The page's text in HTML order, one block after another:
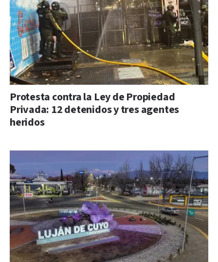
Protesta contra la Ley de Propiedad
Privada: 12 detenidos y tres agentes
heridos